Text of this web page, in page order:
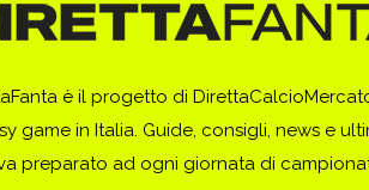
è il progetto di
game in Italia. Guide, consigli, news e
preparato ad ogni giornata di